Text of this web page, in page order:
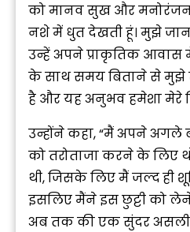
को मानव सुख और
नशे में धुत देखती हूं। मुझे
उन्हें अपने प्राकृतिक आवास में
के साथ समय बिताने से मुझे
है और यह अनुभव हमेशा मेरे
उन्होंने कहा, “मैं अपने अगले
को तरोताजा करने के लिए
थी, जिसके लिए मैं जल्द ही
इसलिए मैंने इस छुट्टी को
अब तक की एक सुंदर असली